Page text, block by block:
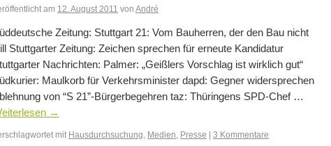
am 12. August 2011 von André
Zeitung: Stuttgart 21: Vom Bauherren, der den Bau nicht
Stuttgarter Zeitung: Zeichen sprechen für erneute Kandidatur
Nachrichten: Palmer: „Geißlers Vorschlag ist wirklich gut“
Maulkorb für Verkehrsminister dapd: Gegner widersprechen
von “S 21”-Bürgerbegehren taz: Thüringens SPD-Chef …
→
mit Hausdurchsuchung Medien Presse | 3 Kommentare